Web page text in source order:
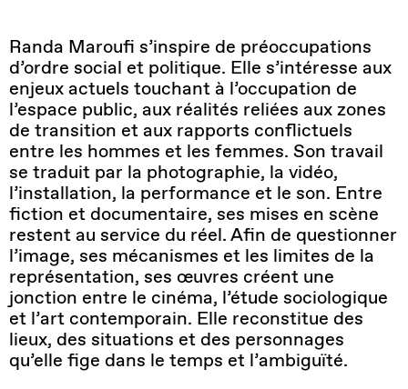
Randa Maroufi s’inspire de préoccupations
d’ordre social et politique. Elle s’intéresse aux
enjeux actuels touchant à l’occupation de
l’espace public, aux réalités reliées aux zones
de transition et aux rapports conflictuels
entre les hommes et les femmes. Son travail
se traduit par la photographie, la vidéo,
l’installation, la performance et le son. Entre
fiction et documentaire, ses mises en scène
restent au service du réel. Afin de questionner
l’image, ses mécanismes et les limites de la
représentation, ses œuvres créent une
jonction entre le cinéma, l’étude sociologique
et l’art contemporain. Elle reconstitue des
lieux, des situations et des personnages
qu’elle fige dans le temps et l’ambiguïté.